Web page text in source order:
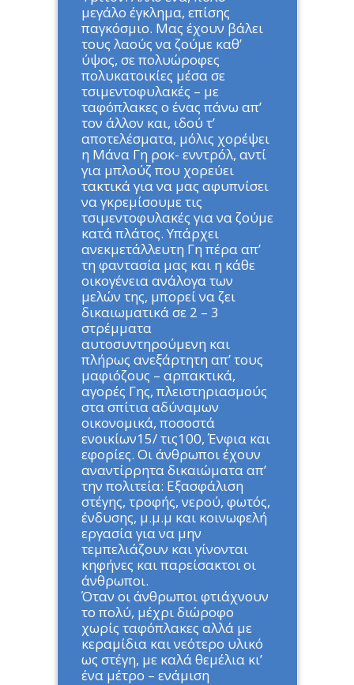
μεγάλο έγκλημα, επίσης
παγκόσμιο. Μας έχουν βάλει
τους λαούς να ζούμε καθ’
ύψος, σε πολυώροφες
πολυκατοικίες μέσα σε
τσιμεντοφυλακές – με
ταφόπλακες ο ένας πάνω απ’
τον άλλον και, ιδού τ’
αποτελέσματα, μόλις χορέψει
η Μάνα Γη ροκ- ενντρόλ, αντί
για μπλούζ που χορεύει
τακτικά για να μας αφυπνίσει
να γκρεμίσουμε τις
τσιμεντοφυλακές για να ζούμε
κατά πλάτος. Υπάρχει
ανεκμετάλλευτη Γη πέρα απ’
τη φαντασία μας και η κάθε
οικογένεια ανάλογα των
μελών της, μπορεί να ζει
δικαιωματικά σε 2 – 3
στρέμματα
αυτοσυντηρούμενη και
πλήρως ανεξάρτητη απ’ τους
μαφιόζους – αρπακτικά,
αγορές Γης, πλειστηριασμούς
στα σπίτια αδύναμων
οικονομικά, ποσοστά
ενοικίων15/ τις100, Ένφια και
εφορίες. Οι άνθρωποι έχουν
αναντίρρητα δικαιώματα απ’
την πολιτεία: Εξασφάλιση
στέγης, τροφής, νερού, φωτός,
ένδυσης, μ.μ.μ και κοινωφελή
εργασία για να μην
τεμπελιάζουν και γίνονται
κηφήνες και παρείσακτοι οι
άνθρωποι.
Όταν οι άνθρωποι φτιάχνουν
το πολύ, μέχρι διώροφο
χωρίς ταφόπλακες αλλά με
κεραμίδια και νεότερο υλικό
ως στέγη, με καλά θεμέλια κι’
ένα μέτρο – ενάμιση